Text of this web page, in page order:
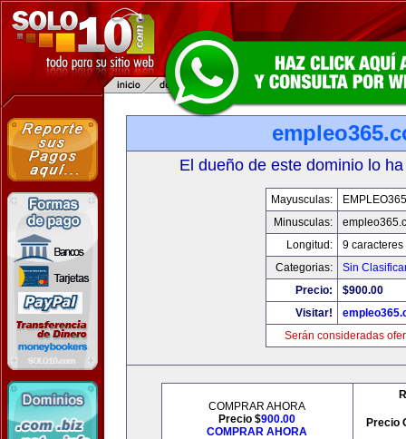
El dueño de este dominio lo
Mayusculas:
Minusculas:
Longitud:
9 caracteres
Categorias:
Sin
Precio:
$900.00
Visitar!
Serán consideradas
COMPRAR AHORA
Precio $900.00
COMPRAR AHORA
Precio